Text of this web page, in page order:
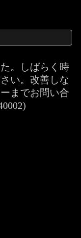
。しばらく時
い。改善しな
までお問い合